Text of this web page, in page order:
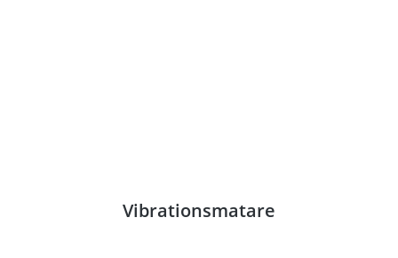
Vibrationsmatare